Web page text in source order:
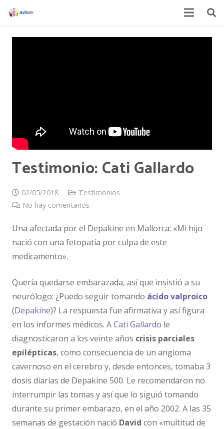
Testimonio: Cati Gallardo
02/05/2018
Testimonios
No hay comentarios
Una afectada por el Depakine en Mallorca: «Mi hijo
nació con una fetopatía por culpa de este
medicamento».
Quería quedarse embarazada, así que insistió a su
neurólogo: ¿Puedo seguir tomando ácido valproico
(Depakine)? La respuesta fue afirmativa y así figura
en los informes médicos. ACati Gallardo le
diagnosticaron a los veinte años crisis parciales
epilépticas, como consecuencia de un angioma
cavernoso en el cerebro y, desde entonces, tomaba 3
dosis diarias de Depakine 500. Le recomendaron no
interrumpir las tomas y así que lo siguió tomando
durante su primer embarazo, en el año 2002. A las 35
semanas de gestación nació David con «multitud de